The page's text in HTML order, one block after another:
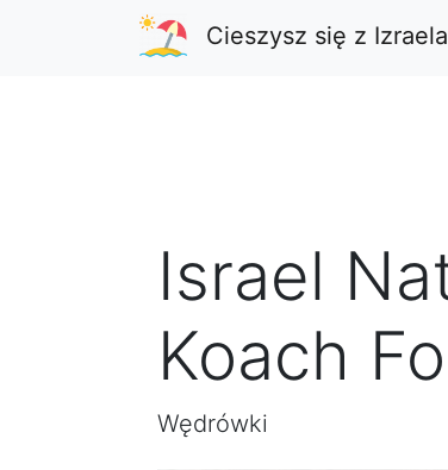
Cieszysz się z Izraela
Israel
Koach
Wędrówki